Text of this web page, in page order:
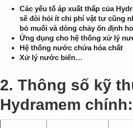
Các yếu tố áp xuất thấp của
sẽ đòi hỏi ít chi phí vật tư cũng
bỏ muối và dòng chảy ổn định
Ứng dụng cho hệ thống xử lý
Hệ thống nước chứa hóa chất
Xử lý nước biển…
2. Thông số kỹ
Hydramem chính: